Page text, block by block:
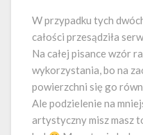
W przypadku tych
całości przesądziła
Na całej pisance wzór
wykorzystania, bo na
powierzchni się go
Ale podzielenie na
artystyczny misz masz